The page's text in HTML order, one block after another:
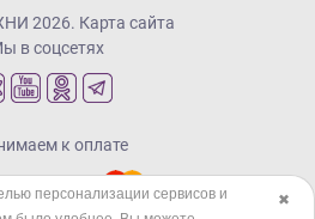
2026. Карта сайта
в соцсетях
к оплате
✖
персонализации сервисов и